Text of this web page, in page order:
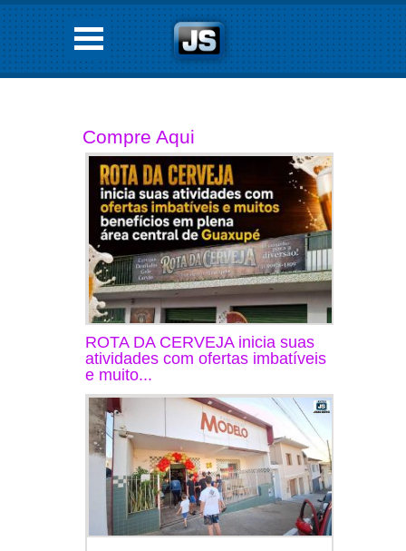
Compre Aqui
ROTA DA CERVEJA inicia suas
atividades com ofertas imbatíveis
e muito...